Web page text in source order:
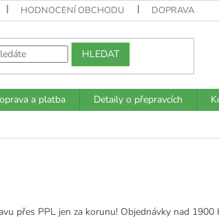
HODNOCENÍ OBCHODU DOPRAVA A
HLEDAT
a platba Detaily o přepravcích
přes PPL jen za korunu! Objednávky nad 1900